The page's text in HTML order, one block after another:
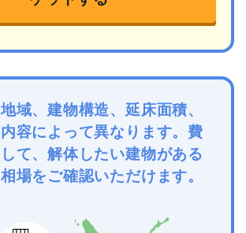
域、建物構造、延床面積、
容によって異なります。費
て、解体したい建物がある
場をご確認いただけます。